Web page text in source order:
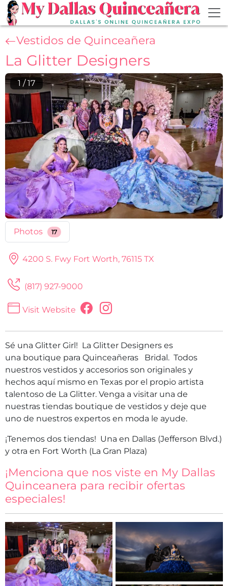
Skip to main content
Vestidos de Quinceañera
La Glitter Designers
1 /17
Photos 17
4200 S. Fwy Fort Worth, 76115 TX
(817) 927-9000
Visit Website
Sé una Glitter Girl! La Glitter Designers es
una boutique para Quinceañeras Bridal. Todos
nuestros vestidos y accesorios son originales y
hechos aquí mismo en Texas por el propio artista
talentoso de La Glitter. Venga a visitar una de
nuestras tiendas boutique de vestidos y deje que
uno de nuestros expertos en moda le ayude.
¡Tenemos dos tiendas! Una en Dallas (Jefferson Blvd.)
y otra en Fort Worth (La Gran Plaza)
¡Menciona que nos viste en My Dallas
Quinceanera para recibir ofertas
especiales!